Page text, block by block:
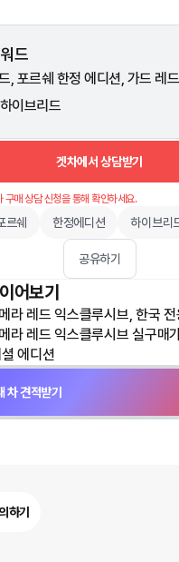
드
, 포르쉐 한정 에디션, 가드 레
이브리드
겟차에서 상담받기
구매 상담 신청을 통해 확인하세요.
르쉐 한정에디션 하이브리
공유하기
어보기
라 레드 익스클루시브, 한국
라 레드 익스클루시브 실구매
에디션
차 견적받기
하기